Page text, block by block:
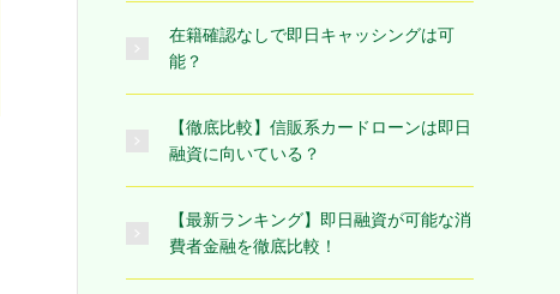
在籍確認なしで即日キャッシングは可
能？
【徹底比較】信販系カードローンは即日
融資に向いている？
【最新ランキング】即日融資が可能な消
費者金融を徹底比較！